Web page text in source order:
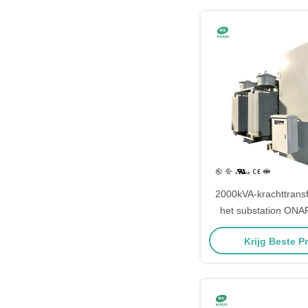
2000kVA-
het substation
beneden 34,5kV
Elektrische
Krijg Beste